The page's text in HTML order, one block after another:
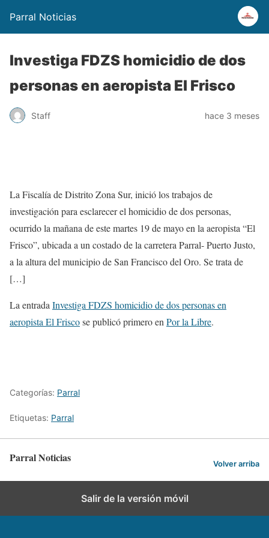
Parral Noticias
Investiga FDZS homicidio de dos
personas en aeropista El Frisco
Staff hace 3 meses
La Fiscalía de Distrito Zona Sur, inició los trabajos de
investigación para esclarecer el homicidio de dos personas,
ocurrido la mañana de este martes 19 de mayo en la aeropista “El
Frisco”, ubicada a un costado de la carretera Parral- Puerto Justo,
a la altura del municipio de San Francisco del Oro. Se trata de
[…]
La entrada Investiga FDZS homicidio de dos personas en
aeropista El Friscose publicó primero en Por la Libre.
Categorías: Parral
Etiquetas: Parral
Parral Noticias Volver arriba
Salir de la versión móvil